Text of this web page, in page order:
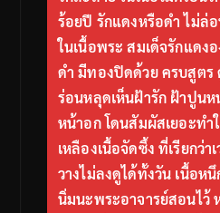
ร้อยปี รักแดงหรือดำ ไม่ล่
ในเนื้อพระ สมเด็จรักแดง
ดำ มีทองปิดด้วย ครบสูตร
ร่อนหลุดเห็นฝ้ารัก ฝ้าปูนห
หน้าอก โดนสัมผัสเยอะทำ
เหลืองเนื้อจัดซึ้ง ที่เรียกว่า
วางไม่ลงดูได้ทั้งวัน เนื้อห
นิ่มนะพระอาจารย์สอนไว้